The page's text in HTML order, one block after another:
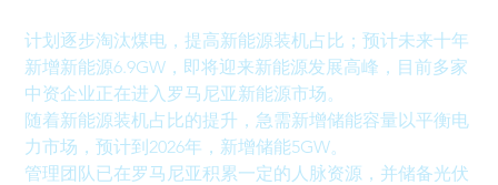
计划逐步淘汰煤电，提高新能源装机占比；预计未来十年
新增新能源6.9GW，即将迎来新能源发展高峰，目前多家
中资企业正在进入罗马尼亚新能源市场。
随着新能源装机占比的提升，急需新增储能容量以平衡电
力市场，预计到2026年，新增储能5GW。
管理团队已在罗马尼亚积累一定的人脉资源，并储备光伏